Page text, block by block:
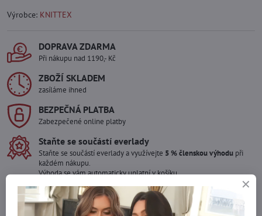
Výrobce: KNITTEX
DOPRAVA ZDARMA
Při nákupu nad 1190,- Kč
ZBOŽÍ SKLADEM
zasíláme ihned
BEZPEČNÁ PLATBA
Zabezpečené online platby
Staňte se součástí everlady
Staňte se součástí everlady a využívejte 5 % členskou výhodu při
každém nákupu.
Výhoda se vám automaticky uplatní v košíku.
Máte zájem o více kusů ?